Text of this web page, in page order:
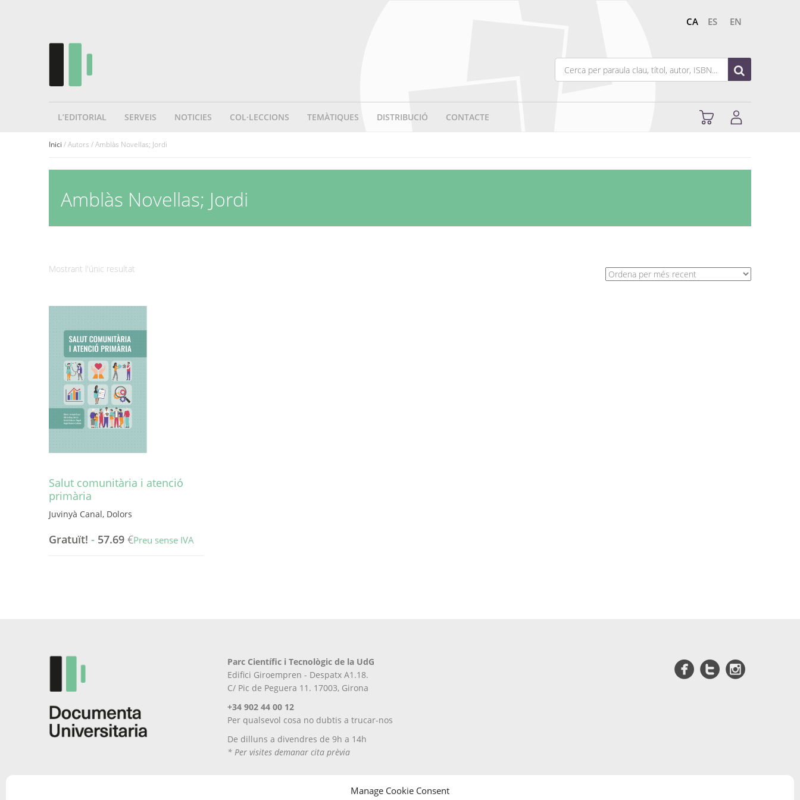
Manage Cookie Consent
CA ES EN
L’EDITORIAL SERVEIS NOTICIES COL·LECCIONS TEMÀTIQUES DISTRIBUCIÓ CONTACTE
Inici / Autors / Amblàs Novellas; Jordi
Amblàs Novellas; Jordi
Mostrant l'únic resultat
Salut comunitària i atenció
primària
Juvinyà Canal, Dolors
Gratuït! - 57.69 €Preu sense IVA
pàgina
del
producte
Parc Científic i Tecnològic de la UdG
Edifici Giroempren - Despatx A1.18.
C/ Pic de Peguera 11. 17003, Girona
+34 902 44 00 12
Per qualsevol cosa no dubtis a trucar-nos
De dilluns a divendres de 9h a 14h
* Per visites demanar cita prèvia